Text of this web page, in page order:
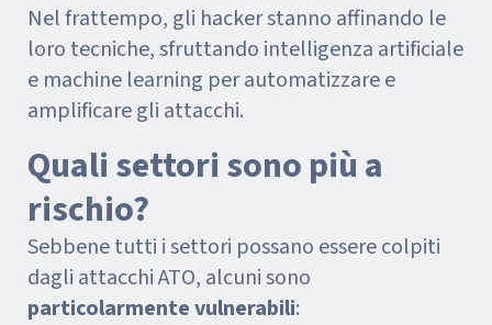
Nel frattempo, gli hacker stanno affinando le
loro tecniche, sfruttando intelligenza artificiale
e machine learning per automatizzare e
amplificare gli attacchi.
Quali settori sono più a
rischio?
Sebbene tutti i settori possano essere colpiti
dagli attacchi ATO, alcuni sono
particolarmente vulnerabili: